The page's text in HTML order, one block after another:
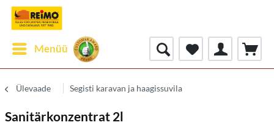
Menüü
Ülevaade Segisti karavan ja haagissuvila
Sanitärkonzentrat 2l